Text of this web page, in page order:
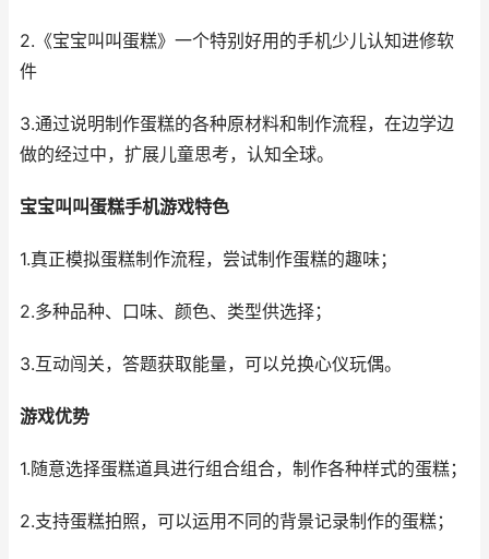
2.《宝宝叫叫蛋糕》一个特别好用的手机少儿认知进修软
件
3.通过说明制作蛋糕的各种原材料和制作流程，在边学边
做的经过中，扩展儿童思考，认知全球。
宝宝叫叫蛋糕手机游戏特色
1.真正模拟蛋糕制作流程，尝试制作蛋糕的趣味；
2.多种品种、口味、颜色、类型供选择；
3.互动闯关，答题获取能量，可以兑换心仪玩偶。
游戏优势
1.随意选择蛋糕道具进行组合组合，制作各种样式的蛋糕；
2.支持蛋糕拍照，可以运用不同的背景记录制作的蛋糕；